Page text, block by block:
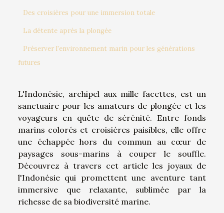
Des croisières pour une immersion totale
La détente après la plongée
Préserver l'environnement marin pour les générations
futures
L'Indonésie, archipel aux mille facettes, est un
sanctuaire pour les amateurs de plongée et les
voyageurs en quête de sérénité. Entre fonds
marins colorés et croisières paisibles, elle offre
une échappée hors du commun au cœur de
paysages sous-marins à couper le souffle.
Découvrez à travers cet article les joyaux de
l'Indonésie qui promettent une aventure tant
immersive que relaxante, sublimée par la
richesse de sa biodiversité marine.